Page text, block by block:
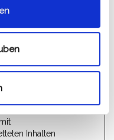
Anzeigen zu zeigen, die
werbetreibende
Maximale
Inhalten